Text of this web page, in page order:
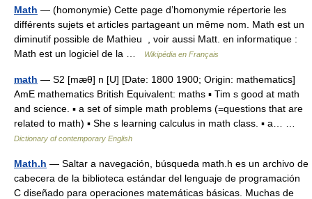
Math — (homonymie) Cette page d’homonymie répertorie les
différents sujets et articles partageant un même nom. Math est un
diminutif possible de Mathieu , voir aussi Matt. en informatique :
Math est un logiciel de la …
Wikipédia en Français
math — S2 [mæθ] n [U] [Date: 1800 1900; Origin: mathematics]
AmE mathematics British Equivalent: maths ▪ Tim s good at math
and science. ▪ a set of simple math problems (=questions that are
related to math) ▪ She s learning calculus in math class. ▪ a… …
Dictionary of contemporary English
Math.h — Saltar a navegación, búsqueda math.h es un archivo de
cabecera de la biblioteca estándar del lenguaje de programación
C diseñado para operaciones matemáticas básicas. Muchas de